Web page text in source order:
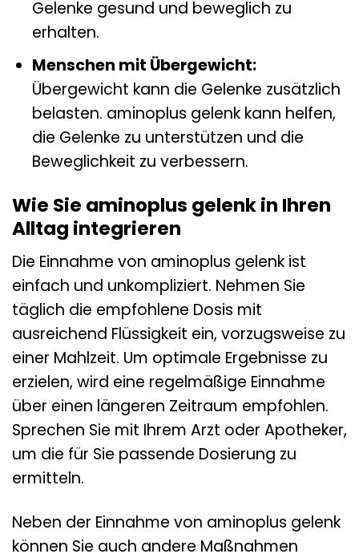
Gelenke gesund und beweglich zu
erhalten.
Menschen mit Übergewicht:
Übergewicht kann die Gelenke zusätzlich
belasten. aminoplus gelenk kann helfen,
die Gelenke zu unterstützen und die
Beweglichkeit zu verbessern.
Wie Sie aminoplus gelenk in Ihren
Alltag integrieren
Die Einnahme von aminoplus gelenk ist
einfach und unkompliziert. Nehmen Sie
täglich die empfohlene Dosis mit
ausreichend Flüssigkeit ein, vorzugsweise zu
einer Mahlzeit. Um optimale Ergebnisse zu
erzielen, wird eine regelmäßige Einnahme
über einen längeren Zeitraum empfohlen.
Sprechen Sie mit Ihrem Arzt oder Apotheker,
um die für Sie passende Dosierung zu
ermitteln.
Neben der Einnahme von aminoplus gelenk
können Sie auch andere Maßnahmen